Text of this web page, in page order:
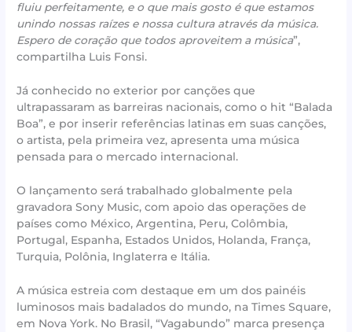
fluiu perfeitamente, e o que mais gosto é que estamos
unindo nossas raízes e nossa cultura através da música.
Espero de coração que todos aproveitem a música”,
compartilha Luis Fonsi.
Já conhecido no exterior por canções que
ultrapassaram as barreiras nacionais, como o hit “Balada
Boa”, e por inserir referências latinas em suas canções,
o artista, pela primeira vez, apresenta uma música
pensada para o mercado internacional.
O lançamento será trabalhado globalmente pela
gravadora Sony Music, com apoio das operações de
países como México, Argentina, Peru, Colômbia,
Portugal, Espanha, Estados Unidos, Holanda, França,
Turquia, Polônia, Inglaterra e Itália.
A música estreia com destaque em um dos painéis
luminosos mais badalados do mundo, na Times Square,
em Nova York. No Brasil, “Vagabundo” marca presença